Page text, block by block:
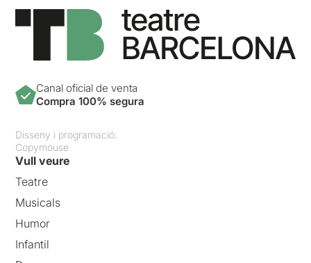
Canal oficial de venta
Compra 100% segura
Disseny i programació:
Copymouse
Vull veure
Teatre
Musicals
Humor
Infantil